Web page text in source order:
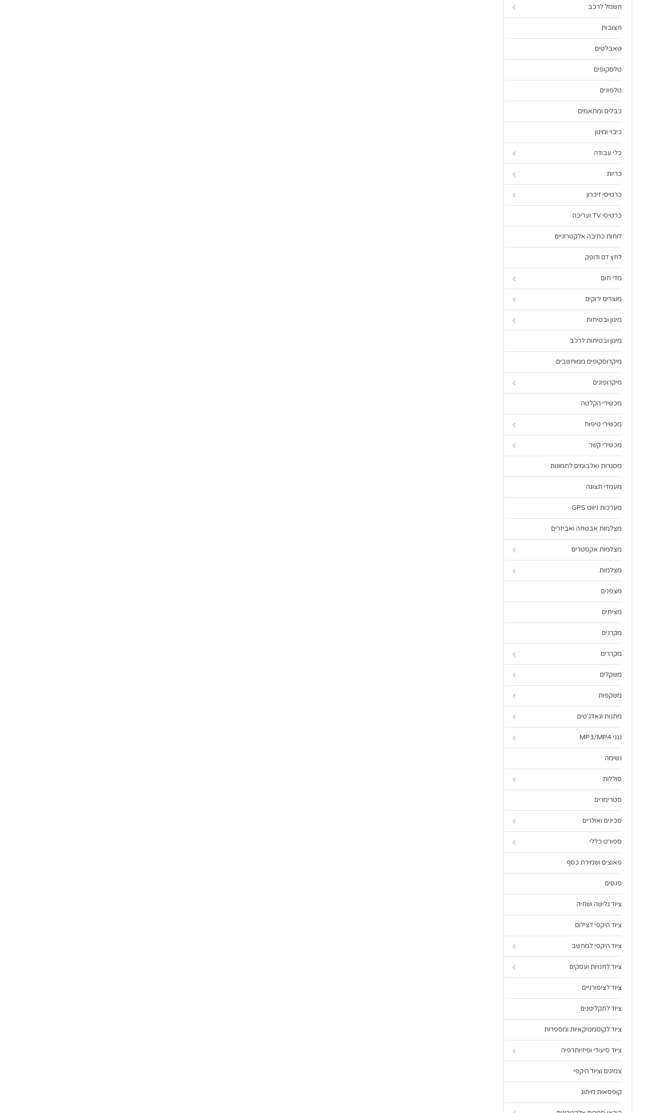
חשמל לרכב
חצובות
טאבלטים
טלסקופים
טלפונים
כבלים ומתאמים
כיבוי ומיגון
כלי עבודה
כריות
כרטיסי זיכרון
כרטיסי TV ועריכה
לוחות כתיבה אלקטרוניים
לחץ דם ודופק
מדי חום
מוצרים ירוקים
מיגון ובטיחות
מיגון ובטיחות לרכב
מיקרוסקופים ממוחשבים
מיקרופונים
מכשירי הקלטה
מכשירי טיפוח
מכשירי קשר
מסגרות ואלבומים לתמונות
מעמדי תצוגה
מערכות ניווט GPS
מצלמות אבטחה ואביזרים
מצלמות אקסטרים
מצלמות
מצפנים
מציתים
מקרנים
מקררים
משקלים
משקפות
מתנות וגאדג'טים
נגני MP3/MP4
נשימה
סוללות
סטרימרים
סכינים ואולרים
ספורט כללי
פאוצים ושמירת כסף
פנסים
ציוד גלישה ושחיה
ציוד היקפי לצילום
ציוד היקפי למחשב
ציוד לחנויות ועסקים
ציוד לציפורניים
ציוד לתקליטנים
ציוד לקוסמטיקאיות ומספרות
ציוד סיעודי ופיזיותרפיה
צמיגים וציוד היקפי
קופסאות מיתוג